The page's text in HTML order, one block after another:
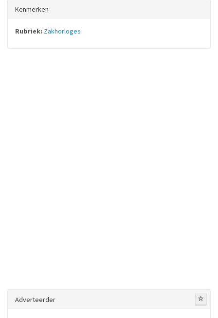
Kenmerken
Rubriek: Zakhorloges
Adverteerder